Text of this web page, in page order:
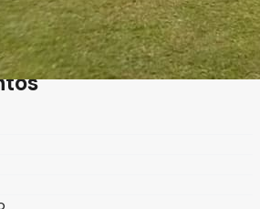
comodidad y un ambiente
tipo de reunión.